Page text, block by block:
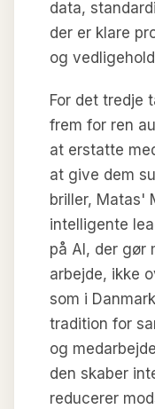
data,
der er klare
og
For det tredje
frem for ren
at erstatte
at give dem
briller, Matas'
intelligente
på AI, der gør
arbejde, ikke
som i
tradition for
og
den skaber
reducerer